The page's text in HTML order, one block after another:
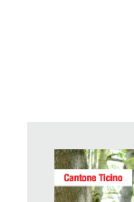
la Svizzera era in
definissero la
ha da essere